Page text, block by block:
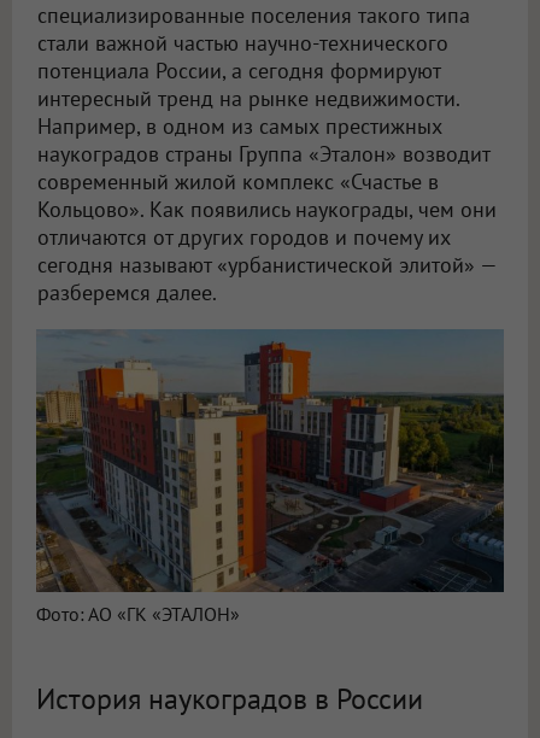
специализированные поселения такого типа
стали важной частью научно-технического
потенциала России, а сегодня формируют
интересный тренд на рынке недвижимости.
Например, в одном из самых престижных
наукоградов страны Группа «Эталон» возводит
современный жилой комплекс «Счастье в
Кольцово». Как появились наукограды, чем они
отличаются от других городов и почему их
сегодня называют «урбанистической элитой» —
разберемся далее.
Фото: АО «ГК «ЭТАЛОН»
История наукоградов в России